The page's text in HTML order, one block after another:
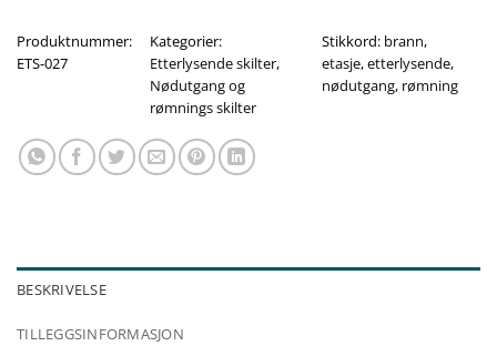
Produktnummer:
ETS-027
Kategorier:
Etterlysende skilter,
Nødutgang og
rømnings skilter
Stikkord: brann,
etasje,etterlysende,
nødutgang, rømning
BESKRIVELSE
TILLEGGSINFORMASJON